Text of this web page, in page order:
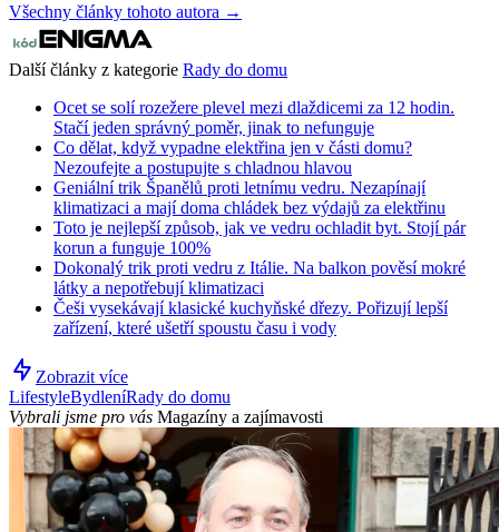
Všechny články tohoto autora →
Další články z kategorie Rady do domu
Ocet se solí rozežere plevel mezi dlaždicemi za 12 hodin.
Stačí jeden správný poměr, jinak to nefunguje
Co dělat, když vypadne elektřina jen v části domu?
Nezoufejte a postupujte s chladnou hlavou
Geniální trik Španělů proti letnímu vedru. Nezapínají
klimatizaci a mají doma chládek bez výdajů za elektřinu
Toto je nejlepší způsob, jak ve vedru ochladit byt. Stojí pár
korun a funguje 100%
Dokonalý trik proti vedru z Itálie. Na balkon pověsí mokré
látky a nepotřebují klimatizaci
Češi vysekávají klasické kuchyňské dřezy. Pořizují lepší
zařízení, které ušetří spoustu času i vody
Zobrazit více
LifestyleBydleníRady do domu
Vybrali jsme pro vás Magazíny a zajímavosti